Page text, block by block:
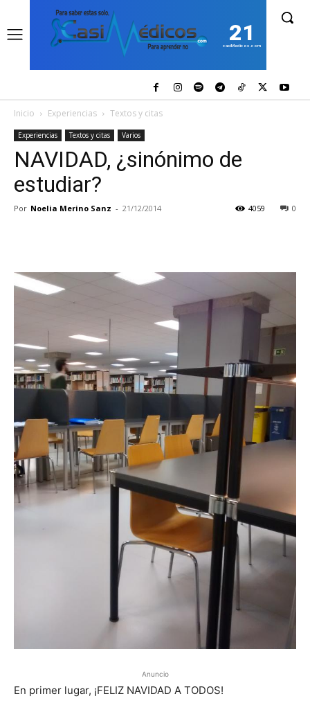
21
casiMedicos.com
Inicio Experiencias Textos y citas
Experiencias Textos y citas Varios
NAVIDAD, ¿sinónimo de
estudiar?
Por Noelia Merino Sanz - 21/12/2014 0
4059
Anuncio
En primer lugar, ¡FELIZ NAVIDAD A TODOS!